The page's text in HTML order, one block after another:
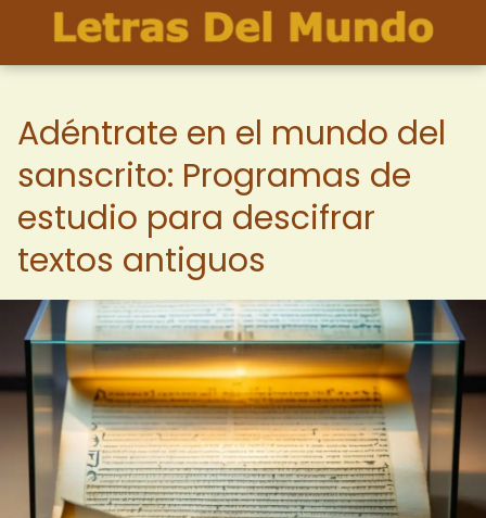
Adéntrate en el mundo del
sanscrito: Programas de
estudio para descifrar
textos antiguos